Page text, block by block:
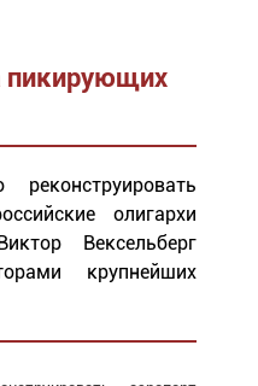
пикирующих
олигархи
Вексельберг
крупнейших